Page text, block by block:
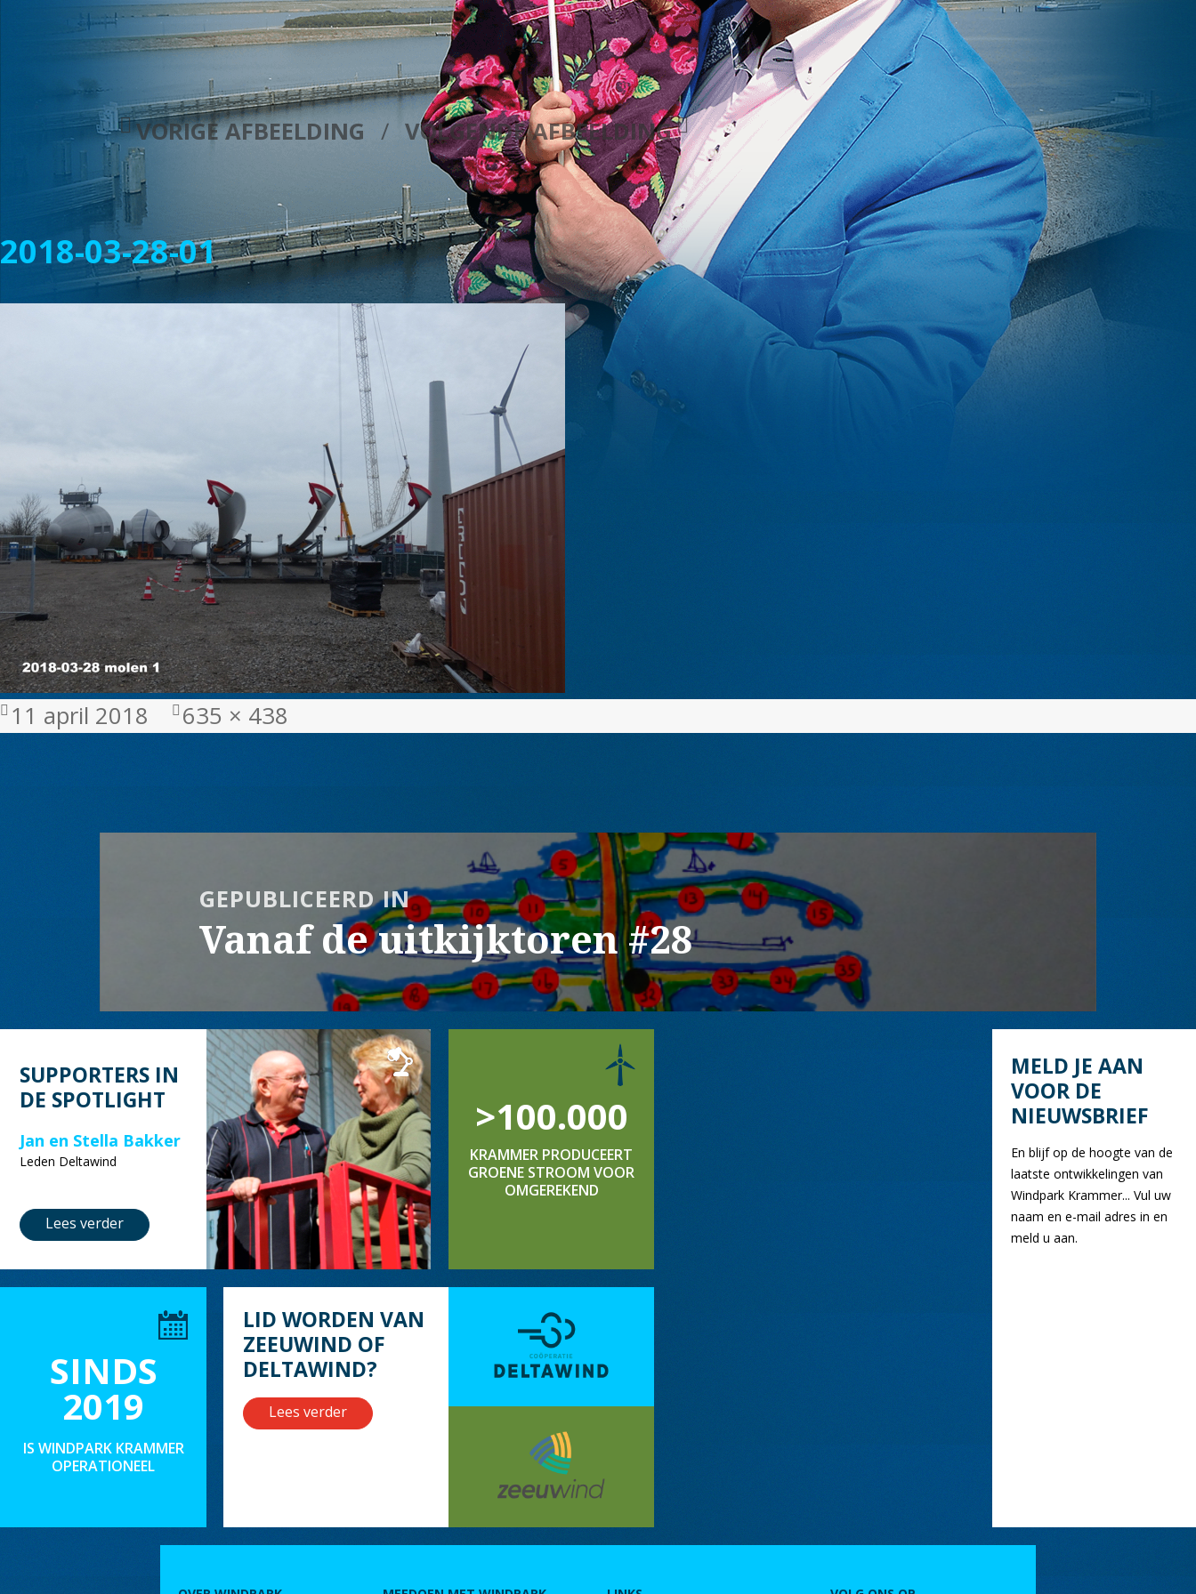
VORIGE AFBEELDING VOLGENDE AFBEELDING
2018-03-28-01
Geplaatst
11 april 2018
Volledige
635 × 438
GEPUBLICEERD IN
Vanaf de uitkijktoren #28
SUPPORTERS IN
DE SPOTLIGHT
Jan en Stella Bakker
Leden Deltawind
Lees verder
>100.000
KRAMMER PRODUCEERT
GROENE STROOM VOOR
OMGEREKEND
SINDS
2019
IS WINDPARK KRAMMER
OPERATIONEEL
LID WORDEN VAN
ZEEUWIND OF
DELTAWIND?
Lees verder
MELD JE AAN
VOOR DE
NIEUWSBRIEF
En blijf op de hoogte van de
laatste ontwikkelingen van
Windpark Krammer... Vul uw
naam en e-mail adres in en
meld u aan.